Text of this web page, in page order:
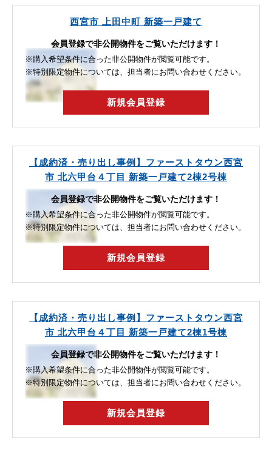
西宮市 上田中町 新築一戸建て
会員登録で非公開物件をご覧いただけます！
※購入希望条件に合った非公開物件が閲覧可能です。
※特別限定物件については、担当者にお問い合わせください。
新規会員登録
【成約済・売り出し事例】ファーストタウン西宮
市 北六甲台４丁目 新築一戸建て2棟2号棟
会員登録で非公開物件をご覧いただけます！
※購入希望条件に合った非公開物件が閲覧可能です。
※特別限定物件については、担当者にお問い合わせください。
新規会員登録
【成約済・売り出し事例】ファーストタウン西宮
市 北六甲台４丁目 新築一戸建て2棟1号棟
会員登録で非公開物件をご覧いただけます！
※購入希望条件に合った非公開物件が閲覧可能です。
※特別限定物件については、担当者にお問い合わせください。
新規会員登録